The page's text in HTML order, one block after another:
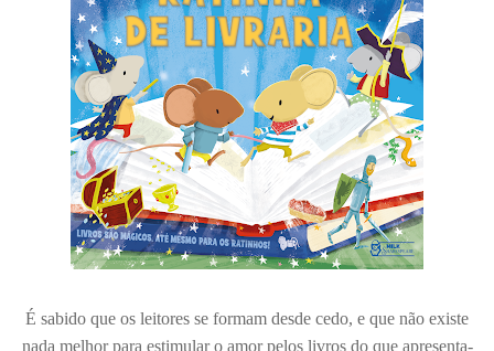
É sabido que os leitores se formam desde cedo, e que não existe
nada melhor para estimular o amor pelos livros do que apresenta-